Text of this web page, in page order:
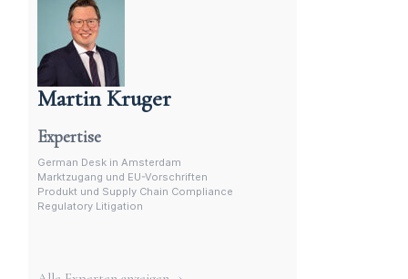
Martin Kruger
Deutschsprachiger Anwalt in den Niederlanden
Expertise
German Desk in Amsterdam
Marktzugang und EU-Vorschriften
Produkt und Supply Chain Compliance
Regulatory Litigation
Weitere Experten